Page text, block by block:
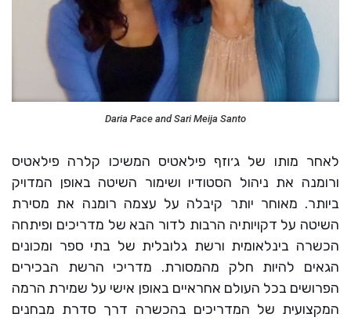
Daria Pace and Sari Meija Santo
לאחר מותו של ג׳וזף פילאטיס המשיכו קלרה פילאטיס
ורומנה את ניהול הסטודיו ושימור השיטה באופן המדויק
ביותר. מאוחר יותר קיבלה על עצמה רומנה את מסירת
השיטה על דקויותיה הרבות לדור הבא של מדריכים ופיתחה
הכשרה בינלאומית ורשת גלובלית של בתי ספר ומכונים
הגאים להיות חלק מהמסורת. מדריכי הרשת הבכירים
הפרושים בכל העולם אחראיים באופן אישי על שמירת הרמה
המקצועית של המדריכים בהכשרה דרך סדרת מבחנים